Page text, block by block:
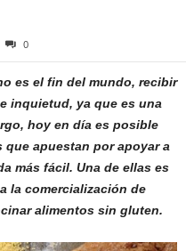
0
es el fin del mundo, recibir
inquietud, ya que es una
hoy en día es posible
apuestan por apoyar a
más fácil. Una de ellas es
la comercialización de
alimentos sin gluten.